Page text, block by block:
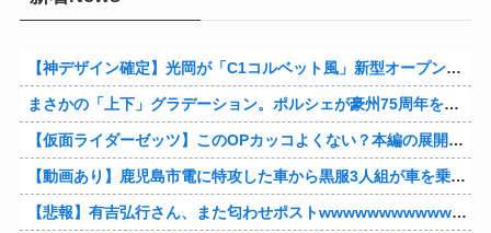
【神デザイン確定】光岡が「C1コルベット風」新型オープンカーの最新ティーザー画像を公開、マツダ・ロードスターの信頼性にレトロな外観がドッキング
まさかの「上下」グラデーション。ポルシェが豪州75周年を祝う特別モデル「911 Turbo S Land Down Under」を発表、1951年の「見果てぬ夢」が内外装に再現
【仮面ライダーゼッツ】このOPカッコよくない？本編の展開ちゃんと反映してて完成度高いし
【動画あり】鹿児島市電に特攻した車から黒服3人組が車を乗り捨てて逃走
【悲報】有吉弘行さん、また匂わせポストwwwwwwwwwwwwwwww